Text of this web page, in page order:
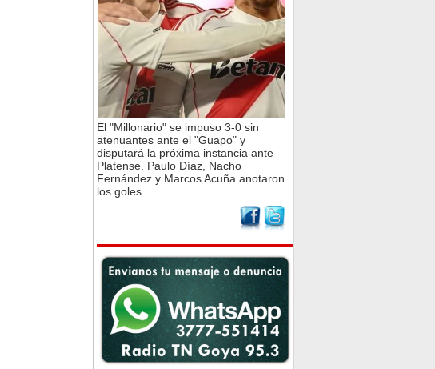
El "Millonario" se impuso 3-0 sin
atenuantes ante el "Guapo" y
disputará la próxima instancia ante
Platense. Paulo Díaz, Nacho
Fernández y Marcos Acuña anotaron
los goles.